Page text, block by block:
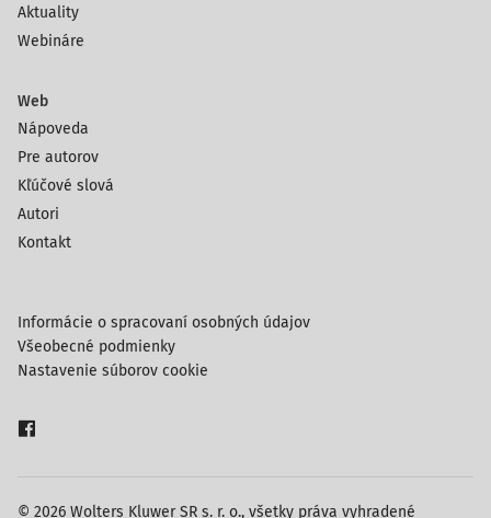
Aktuality
Webináre
Web
Nápoveda
Pre autorov
Kľúčové slová
Autori
Kontakt
© 2026 Wolters Kluwer SR s. r. o., všetky práva vyhradené
Informácie o spracovaní osobných údajov
Všeobecné podmienky
Nastavenie súborov cookie